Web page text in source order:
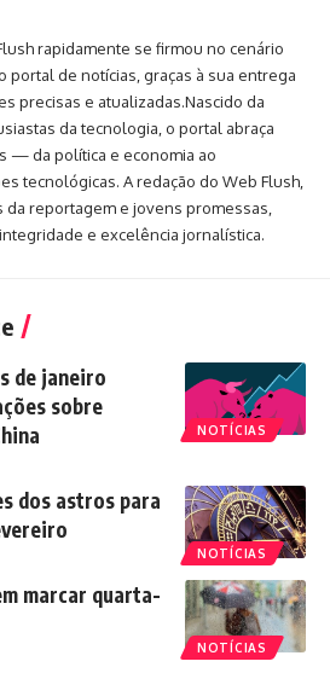
rapidamente se firmou no cenário
portal de notícias, graças à sua entrega
precisas e atualizadas.Nascido da
da tecnologia, o portal abraça
— da política e economia ao
tecnológicas. A redação do Web Flush,
da reportagem e jovens promessas,
e excelência jornalística.
NOTÍCIAS
de janeiro
sobre
NOTÍCIAS
dos astros para
NOTÍCIAS
marcar quarta-